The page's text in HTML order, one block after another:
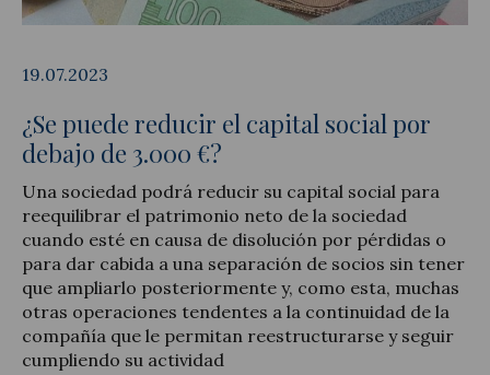
Actualité juridique
Nouvelles et articles
19.07.2023
¿Se puede reducir el capital social por
debajo de 3.000 €?
Una sociedad podrá reducir su capital social para
reequilibrar el patrimonio neto de la sociedad
cuando esté en causa de disolución por pérdidas o
para dar cabida a una separación de socios sin tener
que ampliarlo posteriormente y, como esta, muchas
otras operaciones tendentes a la continuidad de la
compañía que le permitan reestructurarse y seguir
cumpliendo su actividad